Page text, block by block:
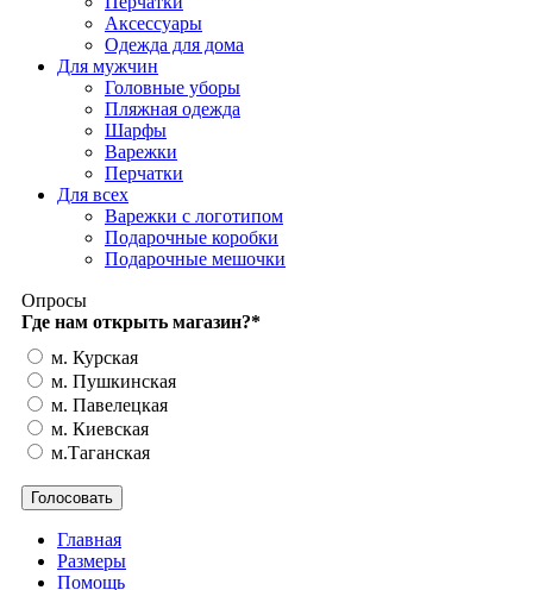
Аксессуары
Одежда для дома
Для мужчин
Головные уборы
Пляжная одежда
Шарфы
Варежки
Перчатки
Для всех
Варежки с логотипом
Подарочные коробки
Подарочные мешочки
Опросы
Где нам открыть магазин?*
м. Курская
м. Пушкинская
м. Павелецкая
м. Киевская
м.Таганская
Главная
Размеры
Помощь